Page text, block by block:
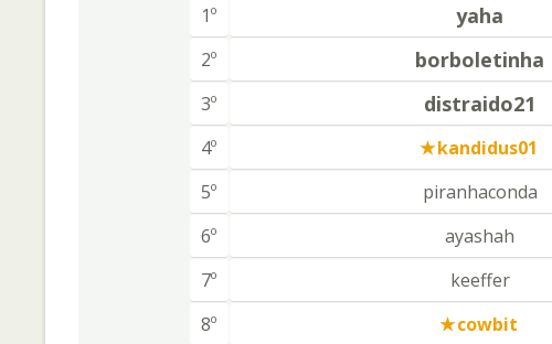
1º
yaha
2º
borboletinha
3º
distraido21
4º
kandidus01
5º
piranhaconda
6º
ayashah
7º
keeffer
8º
cowbit